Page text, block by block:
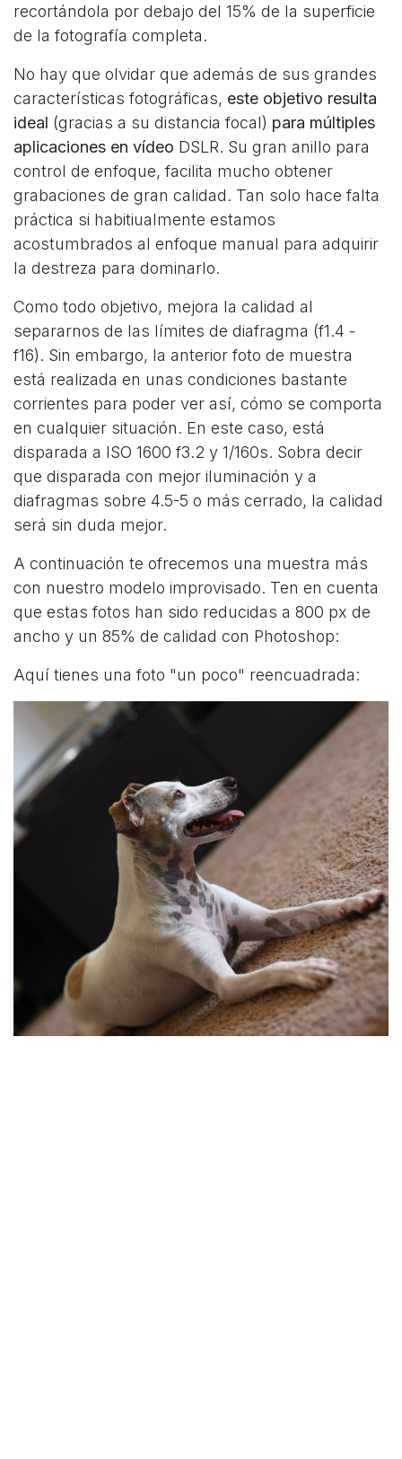
recortándola por debajo del 15% de la superficie
de la fotografía completa.
No hay que olvidar que además de sus grandes
características fotográficas, este objetivo resulta
ideal (gracias a su distancia focal) para múltiples
aplicaciones en vídeo DSLR. Su gran anillo para
control de enfoque, facilita mucho obtener
grabaciones de gran calidad. Tan solo hace falta
práctica si habitiualmente estamos
acostumbrados al enfoque manual para adquirir
la destreza para dominarlo.
Como todo objetivo, mejora la calidad al
separarnos de las límites de diafragma (f1.4 -
f16). Sin embargo, la anterior foto de muestra
está realizada en unas condiciones bastante
corrientes para poder ver así, cómo se comporta
en cualquier situación. En este caso, está
disparada a ISO 1600 f3.2 y 1/160s. Sobra decir
que disparada con mejor iluminación y a
diafragmas sobre 4.5-5 o más cerrado, la calidad
será sin duda mejor.
A continuación te ofrecemos una muestra más
con nuestro modelo improvisado. Ten en cuenta
que estas fotos han sido reducidas a 800 px de
ancho y un 85% de calidad con Photoshop:
Aquí tienes una foto "un poco" reencuadrada: